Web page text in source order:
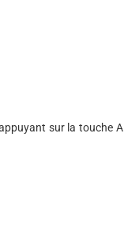
sur la touche A